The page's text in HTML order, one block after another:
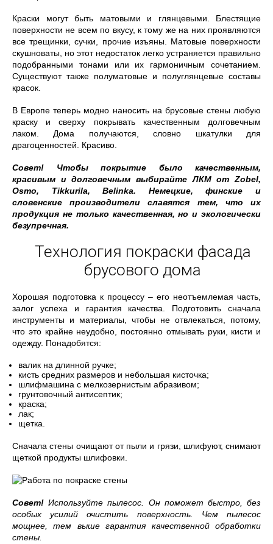
Краски могут быть матовыми и глянцевыми. Блестящие
поверхности не всем по вкусу, к тому же на них проявляются
все трещинки, сучки, прочие изъяны. Матовые поверхности
скушноваты, но этот недостаток легко устраняется правильно
подобранными тонами или их гармоничным сочетанием.
Существуют также полуматовые и полуглянцевые составы
красок.
В Европе теперь модно наносить на брусовые стены любую
краску и сверху покрывать качественным долговечным
лаком. Дома получаются, словно шкатулки для
драгоценностей. Красиво.
Совет! Чтобы покрытие было качественным,
красивым и долговечным выбирайте ЛКМ от Zobel,
Osmo, Tikkurila, Belinka. Немецкие, финские и
словенские производители славятся тем, что их
продукция не только качественная, но и экологически
безупречная.
Технология покраски фасада
брусового дома
Хорошая подготовка к процессу – его неотъемлемая часть,
залог успеха и гарантия качества. Подготовить сначала
инструменты и материалы, чтобы не отвлекаться, потому,
что это крайне неудобно, постоянно отмывать руки, кисти и
одежду. Понадобятся:
валик на длинной ручке;
кисть средних размеров и небольшая кисточка;
шлифмашина с мелкозернистым абразивом;
грунтовочный антисептик;
краска;
лак;
щетка.
Сначала стены очищают от пыли и грязи, шлифуют, снимают
щеткой продукты шлифовки.
Совет!Используйте пылесос. Он поможет быстро, без
особых усилий очистить поверхность. Чем пылесос
мощнее, тем выше гарантия качественной обработки
стены.